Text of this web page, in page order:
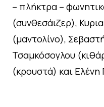
– πλήκτρα –
(συνθεσάιζερ),
(μαντολίνο),
Τσαμκόσογλου
(κρουστά) και